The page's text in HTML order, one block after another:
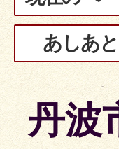
あしあと
丹波